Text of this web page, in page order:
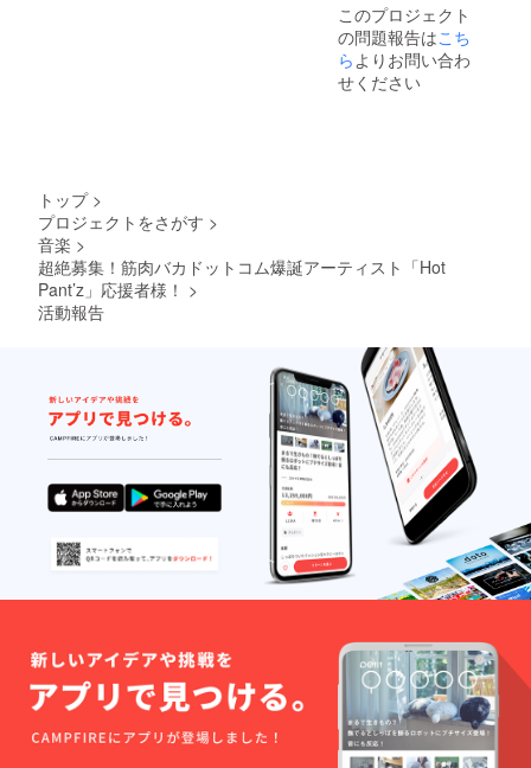
このプロジェクト
の問題報告はこち
ら よりお問い合わ
せください
トップ >
プロジェクトをさがす >
音楽 >
超絶募集！筋肉バカドットコム爆誕アーティスト「Hot
Pant’z」応援者様！ >
活動報告